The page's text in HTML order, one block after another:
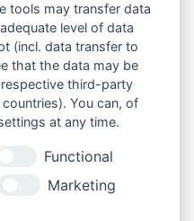
tools may transfer data
level of data
(incl. data transfer to
that the data may be
third-party
You can, of
at any time.
Functional
Marketing